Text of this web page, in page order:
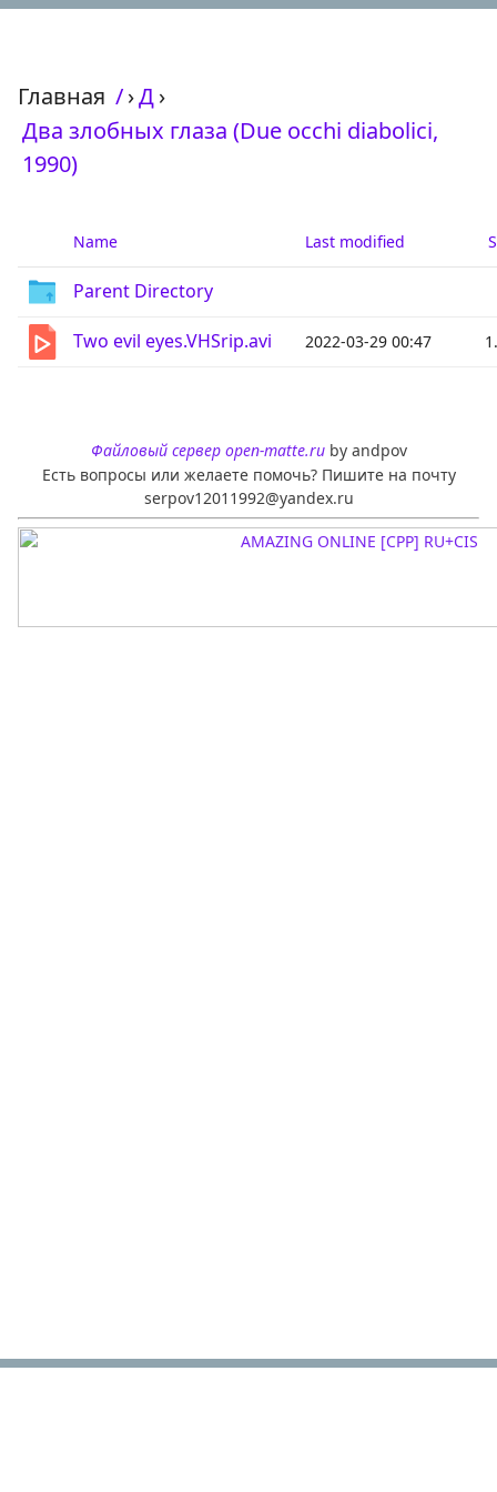
Главная /›Д›
Два злобных глаза (Due occhi diabolici,
1990)
Name Last modified
Parent Directory
Two evil eyes.VHSrip.avi 2022-03-29 00:47
Файловый сервер open-matte.ruby andpov
Есть вопросы или желаете помочь? Пишите на почту
serpov12011992@yandex.ru